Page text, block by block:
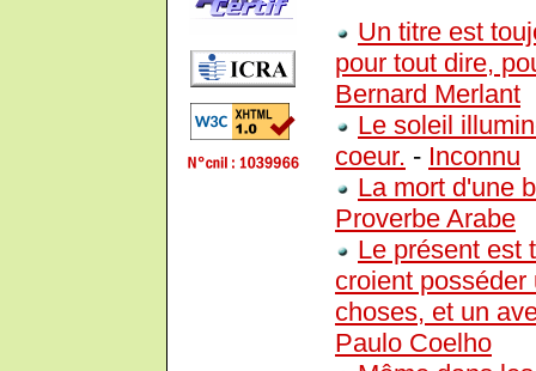
Un titre est
pour tout dire,
Bernard Merlant
Le soleil
coeur. - Inconnu
La mort d'une
Proverbe Arabe
Le présent est
croient
choses, et un
Paulo Coelho